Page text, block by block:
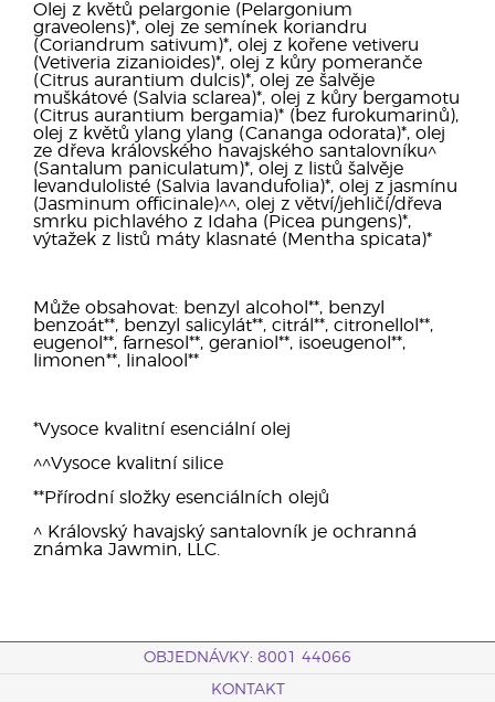
Olej z květů pelargonie (Pelargonium
graveolens)*, olej ze semínek koriandru
(Coriandrum sativum)*, olej z kořene vetiveru
(Vetiveria zizanioides)*, olej z kůry pomeranče
(Citrus aurantium dulcis)*, olej ze šalvěje
muškátové (Salvia sclarea)*, olej z kůry bergamotu
(Citrus aurantium bergamia)* (bez furokumarinů),
olej z květů ylang ylang (Cananga odorata)*, olej
ze dřeva královského havajského santalovníku^
(Santalum paniculatum)*, olej z listů šalvěje
levandulolisté (Salvia lavandufolia)*, olej z jasmínu
(Jasminum officinale)^^, olej z větví/jehličí/dřeva
smrku pichlavého z Idaha (Picea pungens)*,
výtažek z listů máty klasnaté (Mentha spicata)*
Může obsahovat: benzyl alcohol**, benzyl
benzoát**, benzyl salicylát**, citrál**, citronellol**,
eugenol**, farnesol**, geraniol**, isoeugenol**,
limonen**, linalool**
*Vysoce kvalitní esenciální olej
^^Vysoce kvalitní silice
**Přírodní složky esenciálních olejů
^ Královský havajský santalovník je ochranná
známka Jawmin, LLC.
OBJEDNÁVKY: 8001 44066
KONTAKT